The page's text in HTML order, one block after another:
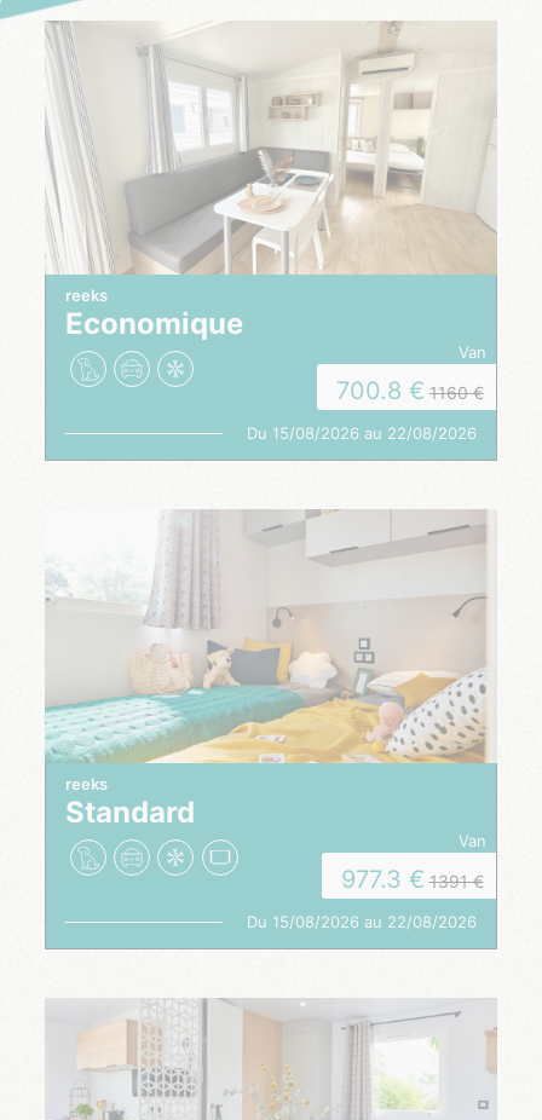
reeks
Economique
van
700.8 1160
Du 15/08/2026 au 22/08/2026
reeks
Standard
van
977.3 1391
Du 15/08/2026 au 22/08/2026